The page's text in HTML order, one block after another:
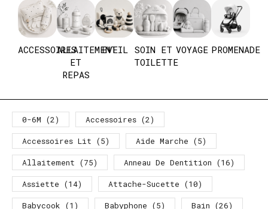
ACCESSOIRESALLAITEMENT
ET
REPAS
EVEIL SOIN ET
TOILETTE
VOYAGE PROMENADE
0-6M (2) Accessoires (2)
Accessoires Lit (5) Aide Marche (5)
Allaitement (75) Anneau De Dentition (16)
Assiette (14) Attache-Sucette (10)
Babycook (1) Babyphone (5) Bain (26)